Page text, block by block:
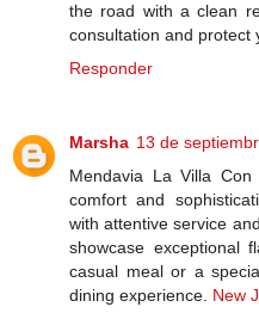
the road with a clean
consultation and protect
Responder
Marsha 13 de
Mendavia La Villa
comfort and
with attentive service
showcase exceptional
casual meal or a
dining experience. New